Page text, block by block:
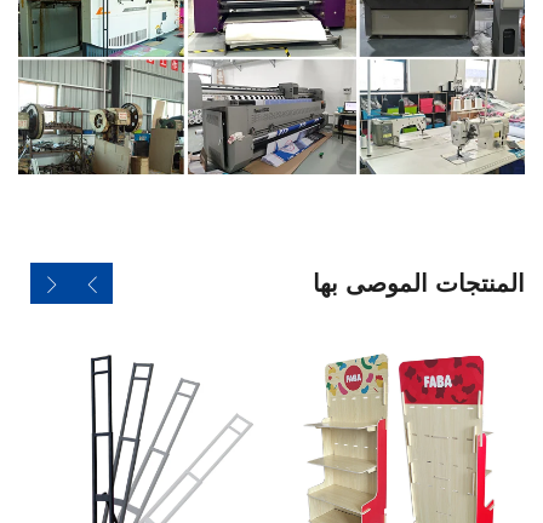
المنتجات الموصى بها